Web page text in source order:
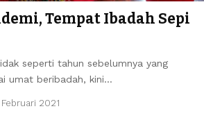
Tempat Ibadah Sepi
seperti tahun sebelumnya yang
umat beribadah, kini…
Februari 2021